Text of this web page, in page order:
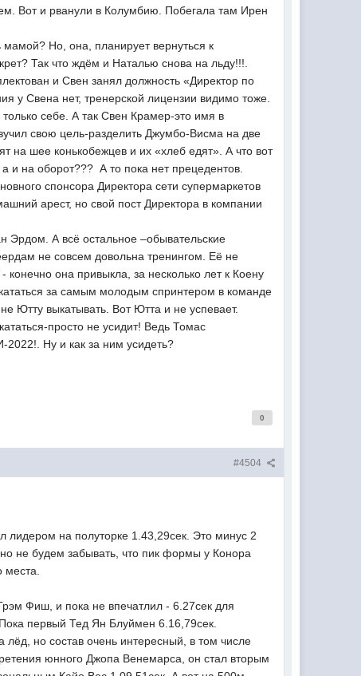
Вот и рванули в Колумбию. Побегала там Ирен
Но, она, планирует вернуться к
Так что ждём и Наталью снова на льду!!!.
и Свен занял должность «Директор по
у Свена нет, тренерской лицензии видимо тоже.
только себе. А так Свен Крамер-это имя в
свою цель-разделить Джумбо-Висма на две
на шее конькобежцев и их «хлеб едят». А что вот
и на оборот??? А то пока нет прецедентов.
спонсора Директора сети супермаркетов
арест, но свой пост Директора в компании
Эрдом. А всё остальное –обывательские
не совсем довольна тренингом. Её не
она привыкла, за несколько лет к Коену
за самым молодым спринтером в команде
Ютту выкатывать. Вот Ютта и не успевает.
просто не усидит! Ведь Томас
Ну и как за ним усидеть?
0
#4504
на полуторке 1.43,29сек. Это минус 2
не будем забывать, что пик формы у Конора
Фиш, и пока не впечатлил - 6.27сек для
первый Тед Ян Блуймен 6.16,79сек.
но состав очень интересный, в том числе
юнного Джопа Венемарса, он стал вторым